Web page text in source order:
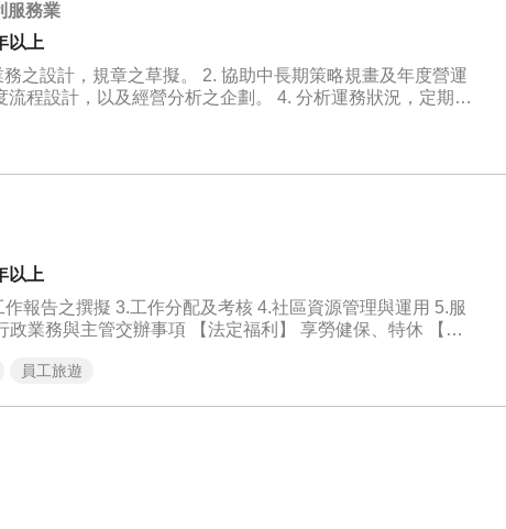
服務業
以上
之設計，規章之草擬。 2. 協助中長期策略規畫及年度營運
程設計，以及經營分析之企劃。 4. 分析運務狀況，定期製
以上
報告之撰擬 3.工作分配及考核 4.社區資源管理與運用 5.服
業務與主管交辦事項 【法定福利】 享勞健保、特休 【員
員工旅遊